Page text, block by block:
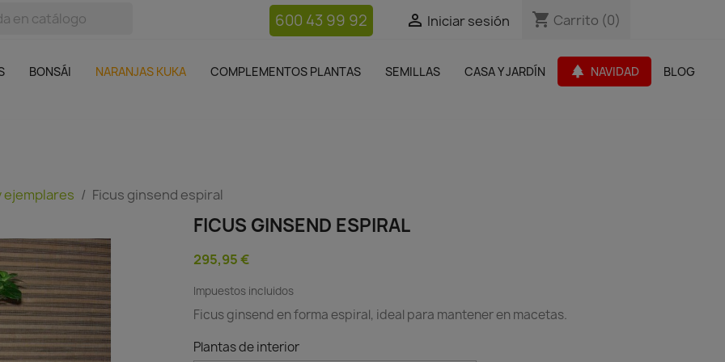
 Iniciar sesión shopping_cart Carrito (0)
600 43 99 92  Iniciar sesión shopping_cart Carrito (0)
BONSÁI NARANJAS KUKA COMPLEMENTOS PLANTAS SEMILLAS CASA Y JARDÍN park NAVIDAD BLOG
Complementos plantas Muebles Jardín
ejemplares Ficus ginsend espiral
FICUS GINSEND ESPIRAL
295,95 €
Impuestos incluidos
Ficus ginsend en forma espiral, ideal para mantener en macetas.
Plantas de interior